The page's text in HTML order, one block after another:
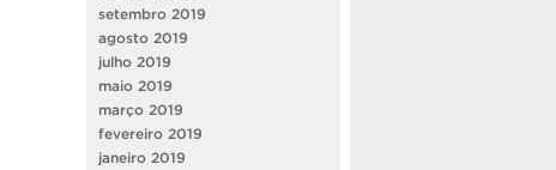
setembro 2019
agosto 2019
julho 2019
maio 2019
março 2019
fevereiro 2019
janeiro 2019